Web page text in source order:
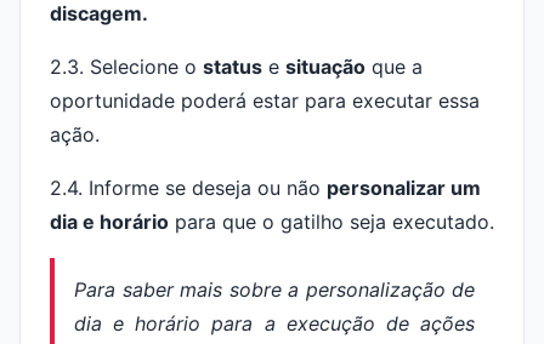
discagem.
2.3. Selecione o status e situação que a
oportunidade poderá estar para executar essa
ação.
2.4. Informe se deseja ou não personalizar um
dia e horário para que o gatilho seja executado.
Para saber mais sobre a personalização de
dia e horário para a execução de ações